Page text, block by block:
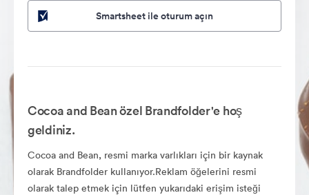
Smartsheet ile oturum açın
Cocoa and Bean özel Brandfolder'e hoş
geldiniz.
Cocoa and Bean, resmi marka varlıkları için bir kaynak
olarak Brandfolder kullanıyor.Reklam öğelerini resmi
olarak talep etmek için lütfen yukarıdaki erişim isteği